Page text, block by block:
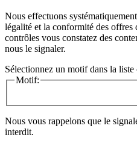
Nous effectuons
légalité et la conformité des offres
contrôles vous constatez des
nous le signaler.
Sélectionnez un motif dans la liste
Motif:
Nous vous rappelons que le
interdit.